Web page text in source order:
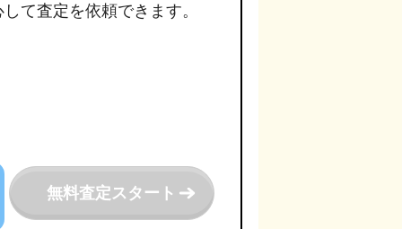
て査定を依頼できます。
無料査定スタート